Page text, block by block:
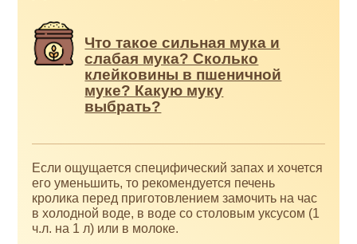
Что такое сильная мука и
слабая мука? Сколько
клейковины в пшеничной
муке? Какую муку
выбрать?
Если ощущается специфический запах и хочется
его уменьшить, то рекомендуется печень
кролика перед приготовлением замочить на час
в холодной воде, в воде со столовым уксусом (1
ч.л. на 1 л) или в молоке.